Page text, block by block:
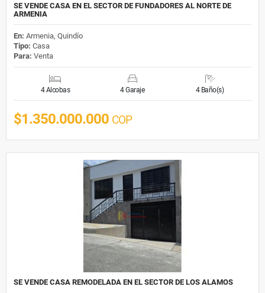
SE VENDE CASA EN EL SECTOR DE FUNDADORES AL NORTE DE
ARMENIA
En: Armenia, Quindío
Tipo: Casa
Para: Venta
4 Alcobas 4 Garaje 4 Baño(s)
$1.350.000.000 COP
SE VENDE CASA REMODELADA EN EL SECTOR DE LOS ALAMOS